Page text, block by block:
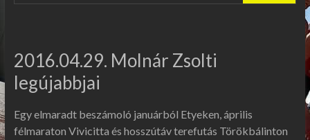
2016.04.29. Molnár Zsolti
legújabbjai
Egy elmaradt beszámoló januárból Etyeken, április
félmaraton Vivicitta és hosszútáv terefutás Törökbálinton